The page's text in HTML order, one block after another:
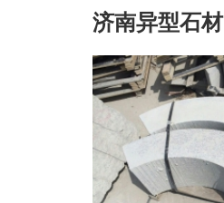
济南异型石材